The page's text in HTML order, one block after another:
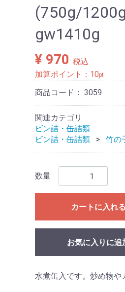
(750g/
gw1410g
¥ 970 税込
加算ポイント： 10pt
商品コード： 3059
関連カテゴリ
ビン詰・缶詰類
ビン詰・缶詰類
竹の
数量
カートに入れる
お気に入りに追
水煮缶入です。炒め物や